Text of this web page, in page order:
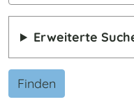
Erweiterte
Finden